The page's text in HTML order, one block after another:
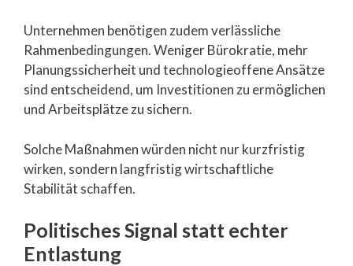
Unternehmen benötigen zudem verlässliche
Rahmenbedingungen. Weniger Bürokratie, mehr
Planungssicherheit und technologieoffene Ansätze
sind entscheidend, um Investitionen zu ermöglichen
und Arbeitsplätze zu sichern.
Solche Maßnahmen würden nicht nur kurzfristig
wirken, sondern langfristig wirtschaftliche
Stabilität schaffen.
Politisches Signal statt echter
Entlastung